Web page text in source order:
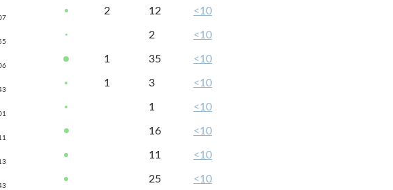
2 12
<10
2
<10
1 35
<10
1 3 <10
1
<10
16
<10
11
<10
25
<10